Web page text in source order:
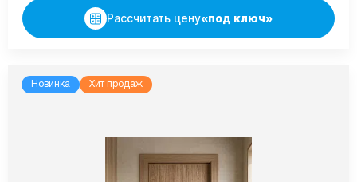
Рассчитать цену«под ключ»
Новинка Хит продаж